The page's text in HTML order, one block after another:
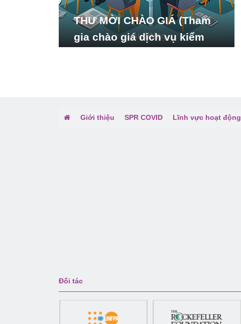
THƯ MỜI CHÀO GIÁ (Tham
gia chào giá dịch vụ kiểm
Giới thiệu SPR COVID Lĩnh vực hoạt động
Đối tác